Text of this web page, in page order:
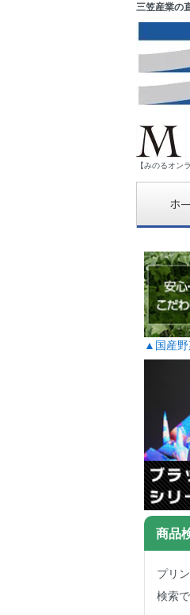
三笠産業の
【みのるオン
ホ
▲国産野
商品
プリ
検索で